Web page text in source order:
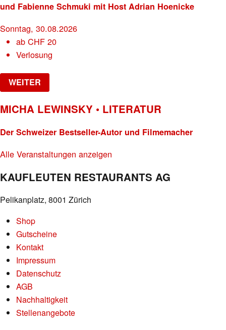
und Fabienne Schmuki mit Host Adrian Hoenicke
Sonntag, 30.08.2026
abCHF 20
Verlosung
WEITER
MICHA LEWINSKY • LITERATUR
Der Schweizer Bestseller-Autor und Filmemacher
Alle Veranstaltungen anzeigen
KAUFLEUTEN RESTAURANTS AG
Pelikanplatz, 8001 Zürich
Shop
Gutscheine
Kontakt
Impressum
Datenschutz
AGB
Nachhaltigkeit
Stellenangebote